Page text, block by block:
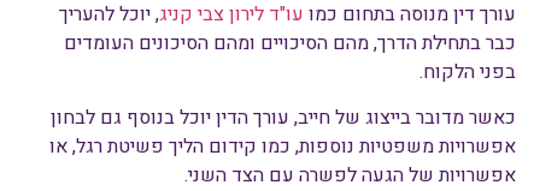
עורך דין מנוסה בתחום כמו עו"ד לירון צבי קניג, יוכל להעריך
כבר בתחילת הדרך, מהם הסיכויים ומהם הסיכונים העומדים
בפני הלקוח.
כאשר מדובר בייצוג של חייב, עורך הדין יוכל בנוסף גם לבחון
אפשרויות משפטיות נוספות, כמו קידום הליך פשיטת רגל, או
אפשרויות של הגעה לפשרה עם הצד השני.